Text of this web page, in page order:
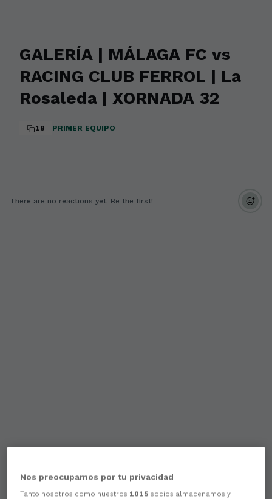
GALERÍA | MÁLAGA FC vs
RACING CLUB FERROL | La
Rosaleda | XORNADA 32
19 PRIMER EQUIPO
There are no reactions yet. Be the first!
Nos preocupamos por tu privacidad
Tanto nosotros como nuestros 1015 socios almacenamos y